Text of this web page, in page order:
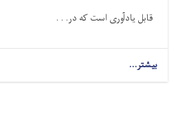
قابل یادآوری است که در. . .
بیشتر...
در